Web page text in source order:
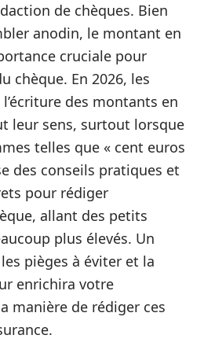
de chèques. Bien
anodin, le montant en
cruciale pour
chèque. En 2026, les
des montants en
leur sens, surtout lorsque
telles que « cent euros
des conseils pratiques et
pour rédiger
allant des petits
plus élevés. Un
pièges à éviter et la
enrichira votre
manière de rédiger ces